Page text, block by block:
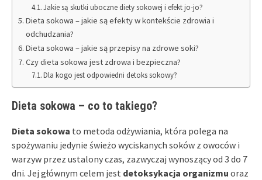
Jakie są skutki uboczne diety sokowej i efekt jo-jo?
Dieta sokowa – jakie są efekty w kontekście zdrowia i
odchudzania?
Dieta sokowa – jakie są przepisy na zdrowe soki?
Czy dieta sokowa jest zdrowa i bezpieczna?
Dla kogo jest odpowiedni detoks sokowy?
Dieta sokowa – co to takiego?
Dieta sokowa to metoda odżywiania, która polega na
spożywaniu jedynie świeżo wyciskanych soków z owoców i
warzyw przez ustalony czas, zazwyczaj wynoszący od 3 do 7
dni. Jej głównym celem jest detoksykacja organizmu oraz